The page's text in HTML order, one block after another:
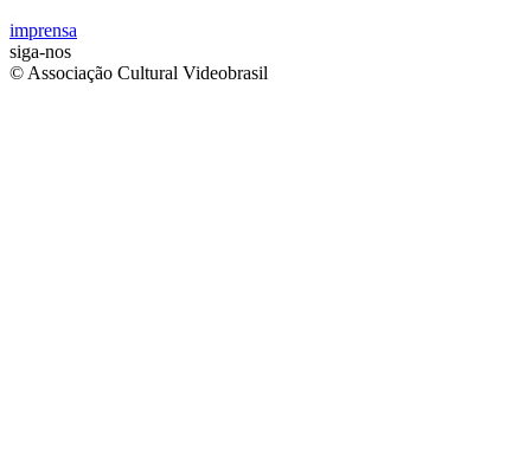
imprensa
siga-nos
© Associação Cultural Videobrasil